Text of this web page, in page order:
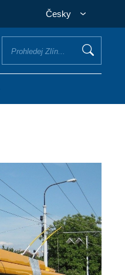
Česky